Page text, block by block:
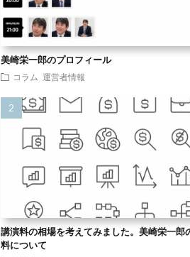
美崎栄一郎のプロフィール
コラム 運営者情報
講演料の相場を考えてみました。美崎栄一郎
料について